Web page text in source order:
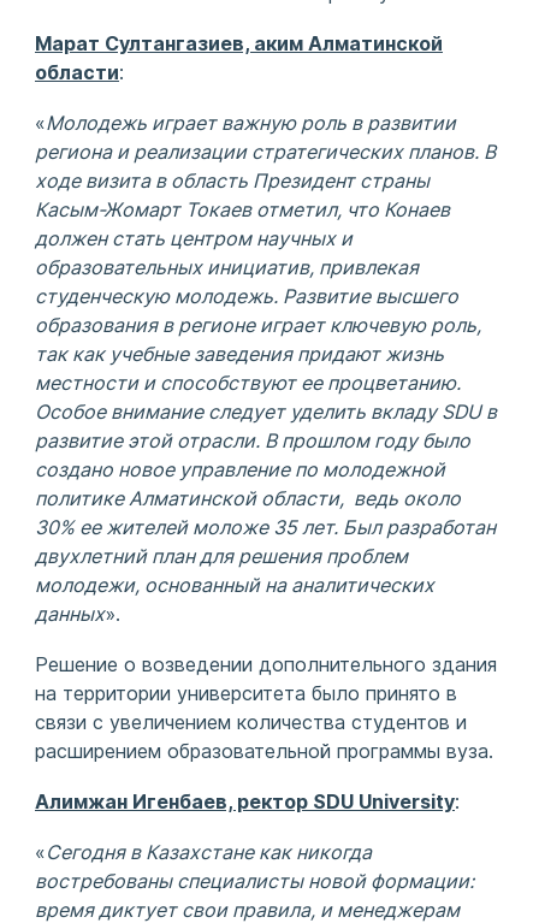
Марат Султангазиев, аким Алматинской
области:
«Молодежь играет важную роль в развитии
региона и реализации стратегических планов. В
ходе визита в область Президент страны
Касым-Жомарт Токаев отметил, что Конаев
должен стать центром научных и
образовательных инициатив, привлекая
студенческую молодежь. Развитие высшего
образования в регионе играет ключевую роль,
так как учебные заведения придают жизнь
местности и способствуют ее процветанию.
Особое внимание следует уделить вкладу SDU в
развитие этой отрасли. В прошлом году было
создано новое управление по молодежной
политике Алматинской области, ведь около
30% ее жителей моложе 35 лет. Был разработан
двухлетний план для решения проблем
молодежи, основанный на аналитических
данных».
Решение о возведении дополнительного здания
на территории университета было принято в
связи с увеличением количества студентов и
расширением образовательной программы вуза.
Алимжан Игенбаев, ректор SDU University:
«Сегодня в Казахстане как никогда
востребованы специалисты новой формации:
время диктует свои правила, и менеджерам